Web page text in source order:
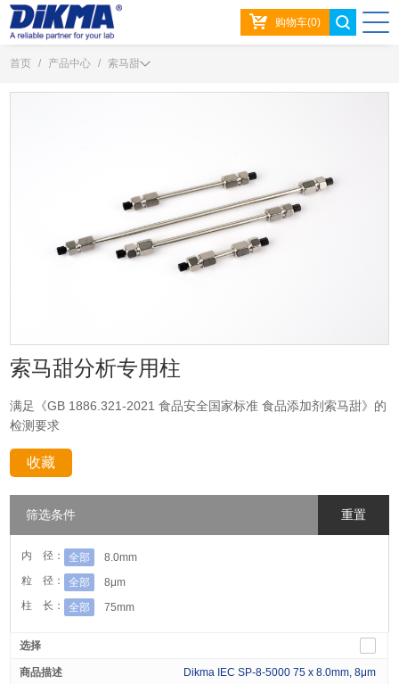
购物车(0)
首页 / 产品中心 / 索马甜
索马甜分析专用柱
满足《GB 1886.321-2021 食品安全国家标准 食品添加剂索马甜》的
检测要求
收藏
筛选条件 重置
内 径： 全部
8.0mm
粒 径：
全部
8μm
柱 长：
全部 75mm
Dikma IEC SP-8-5000 75 x 8.0mm, 8μm